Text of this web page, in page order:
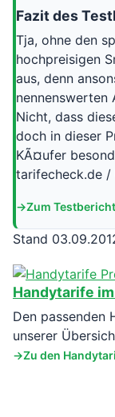
Fazit des
Tja, ohne den
hochpreisigen
aus, denn
nennenswerten
Nicht, dass
doch in dieser
KÃ¤ufer
tarifecheck.de /
Zum Testbericht
Stand
Handytarife
Den passenden
unserer
Zu den